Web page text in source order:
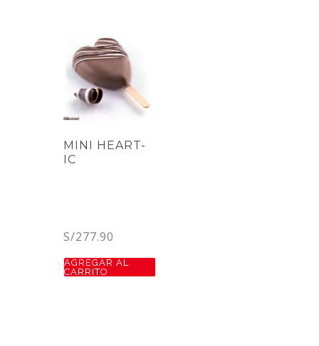
MINI HEART-
IC
S/277.90
AGREGAR AL
CARRITO